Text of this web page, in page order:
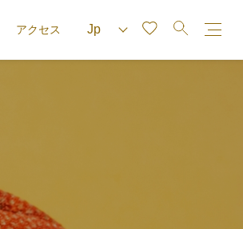
アクセス